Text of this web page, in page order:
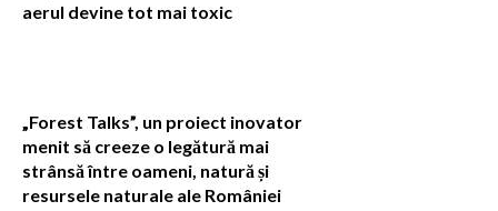
aerul devine tot mai toxic
„Forest Talks”, un proiect inovator
menit să creeze o legătură mai
strânsă între oameni, natură și
resursele naturale ale României